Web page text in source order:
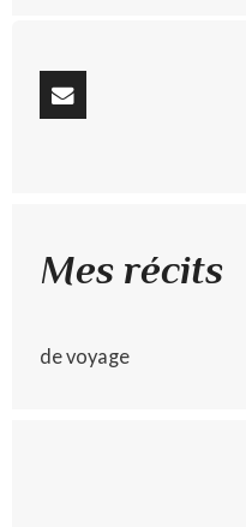
Mes récits
de voyage